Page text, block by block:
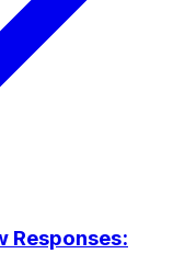
Responses: